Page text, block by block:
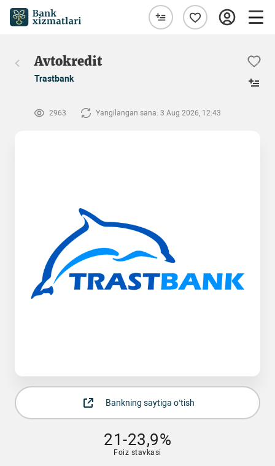
Avtokredit
Trastbank
2963 Yangilangan sana: 3 Aug 2026, 12:43
Bankning saytiga o‘tish
21-23,9%
Foiz stavkasi